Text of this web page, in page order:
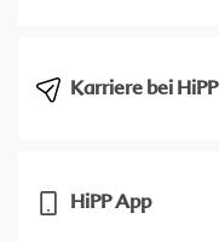
Karriere bei HiPP
HiPP App